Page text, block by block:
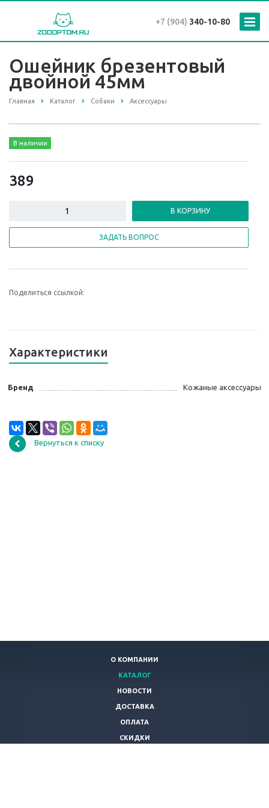
+7 (904) 340-10-80
Ошейник брезентовый
двойной 45мм
Главная Каталог Собаки Аксессуары
В наличии
389
В КОРЗИНУ
ЗАДАТЬ ВОПРОС
Поделиться ссылкой:
Характеристики
Бренд Кожаные аксессуары
Вернуться к списку
О КОМПАНИИ
КАТАЛОГ
НОВОСТИ
ДОСТАВКА
ОПЛАТА
СКИДКИ